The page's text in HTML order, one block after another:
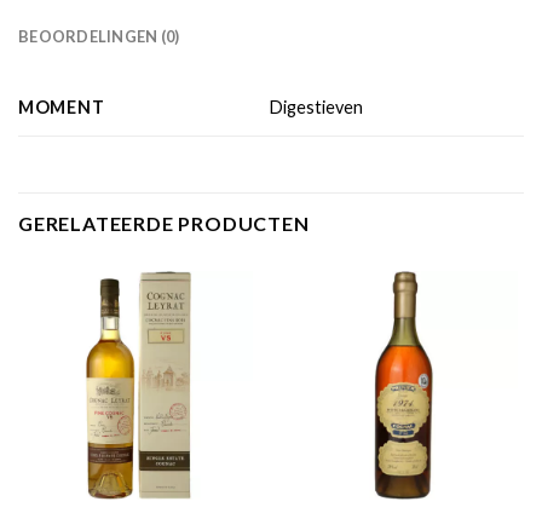
BEOORDELINGEN (0)
MOMENT Digestieven
GERELATEERDE PRODUCTEN